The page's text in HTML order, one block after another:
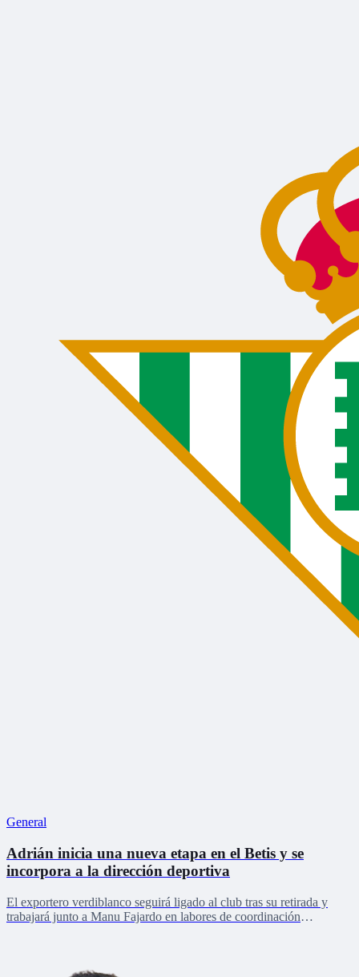
General
Adrián inicia una nueva etapa en el Betis y se
incorpora a la dirección deportiva
El exportero verdiblanco seguirá ligado al club tras su retirada y
trabajará junto a Manu Fajardo en labores de coordinación